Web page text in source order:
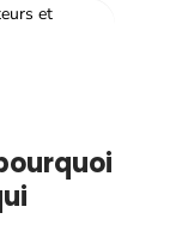
et